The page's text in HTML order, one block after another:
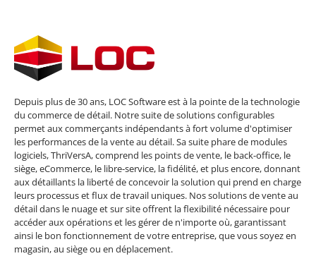
Depuis plus de 30 ans, LOC Software est à la pointe de la technologie
du commerce de détail. Notre suite de solutions configurables
permet aux commerçants indépendants à fort volume d'optimiser
les performances de la vente au détail. Sa suite phare de modules
logiciels, ThriVersA, comprend les points de vente, le back-office, le
siège, eCommerce, le libre-service, la fidélité, et plus encore, donnant
aux détaillants la liberté de concevoir la solution qui prend en charge
leurs processus et flux de travail uniques. Nos solutions de vente au
détail dans le nuage et sur site offrent la flexibilité nécessaire pour
accéder aux opérations et les gérer de n'importe où, garantissant
ainsi le bon fonctionnement de votre entreprise, que vous soyez en
magasin, au siège ou en déplacement.